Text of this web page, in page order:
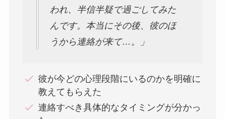
われ、半信半疑で過ごしてみた
んです。本当にその後、彼のほ
うから連絡が来て…。」
彼が今どの心理段階にいるのかを明確に
教えてもらえた
連絡すべき具体的なタイミングが分かっ